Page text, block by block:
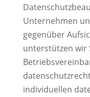
Unternehmen
gegenüber
unterstützen wir
individuellen